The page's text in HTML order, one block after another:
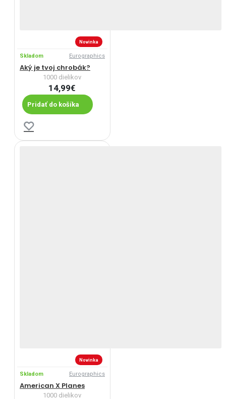
Novinka
Skladom Eurographics
Aký je tvoj chrobák?
1000 dielikov
14,99€
Pridať do košíka
Novinka
Skladom Eurographics
American X Planes
1000 dielikov